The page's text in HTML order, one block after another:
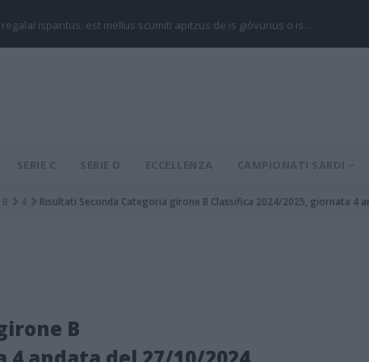
regalai ispantus: est mellus scumiti apitzus de is giòvunus o is…
SERIE C SERIE D ECCELLENZA CAMPIONATI SARDI
B 4 Risultati Seconda Categoria girone B Classifica 2024/2025, giornata 4
B